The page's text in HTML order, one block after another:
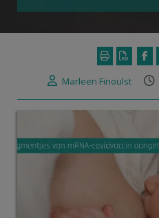
Marleen Finoulst